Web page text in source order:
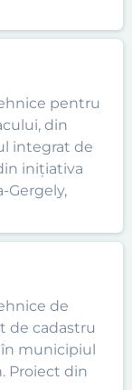
pentru
din
integrat de
inițiativa
Gergely,
de
de cadastru
municipiul
Proiect din